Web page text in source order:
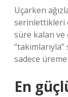
Uçarken
serinlettikleri
süre kalan ve
sadece
En